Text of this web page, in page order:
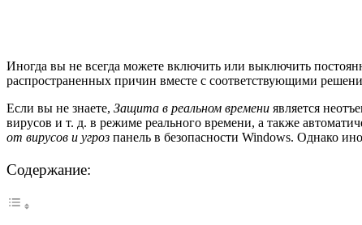
Иногда вы не всегда можете включить или выключить
распространенных причин вместе с соответствующими
Если вы не знаете, Защита в реальном времени является
вирусов и т. д. в режиме реального времени, а также
от вирусов и угроз панель в безопасности Windows. Однако
Содержание: